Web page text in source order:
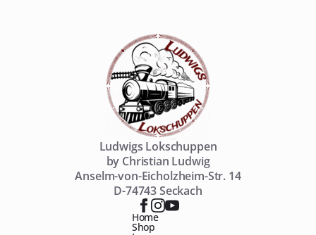
Ludwigs Lokschuppen
by Christian Ludwig
Anselm-von-Eicholzheim-Str. 14
D-74743 Seckach
Home
Shop